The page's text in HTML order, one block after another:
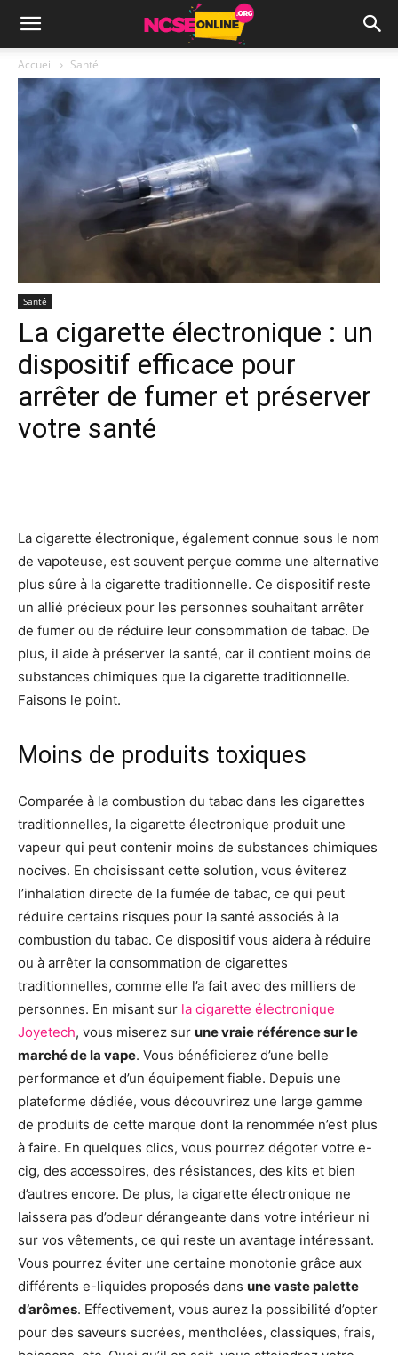
Accueil Santé
Santé
La cigarette électronique : un
dispositif efficace pour
arrêter de fumer et préserver
votre santé
La cigarette électronique, également connue sous le nom
de vapoteuse, est souvent perçue comme une alternative
plus sûre à la cigarette traditionnelle. Ce dispositif reste
un allié précieux pour les personnes souhaitant arrêter
de fumer ou de réduire leur consommation de tabac. De
plus, il aide à préserver la santé, car il contient moins de
substances chimiques que la cigarette traditionnelle.
Faisons le point.
Moins de produits toxiques
Comparée à la combustion du tabac dans les cigarettes
traditionnelles, la cigarette électronique produit une
vapeur qui peut contenir moins de substances chimiques
nocives. En choisissant cette solution, vous éviterez
l’inhalation directe de la fumée de tabac, ce qui peut
réduire certains risques pour la santé associés à la
combustion du tabac. Ce dispositif vous aidera à réduire
ou à arrêter la consommation de cigarettes
traditionnelles, comme elle l’a fait avec des milliers de
personnes. En misant sur la cigarette électronique
Joyetech, vous miserez sur une vraie référence sur le
marché de la vape. Vous bénéficierez d’une belle
performance et d’un équipement fiable. Depuis une
plateforme dédiée, vous découvrirez une large gamme
de produits de cette marque dont la renommée n’est plus
à faire. En quelques clics, vous pourrez dégoter votre e-
cig, des accessoires, des résistances, des kits et bien
d’autres encore. De plus, la cigarette électronique ne
laissera pas d’odeur dérangeante dans votre intérieur ni
sur vos vêtements, ce qui reste un avantage intéressant.
Vous pourrez éviter une certaine monotonie grâce aux
différents e-liquides proposés dans une vaste palette
d’arômes. Effectivement, vous aurez la possibilité d’opter
pour des saveurs sucrées, mentholées, classiques, frais,